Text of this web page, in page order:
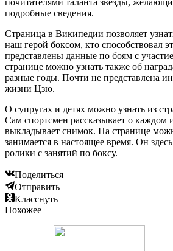
подробные сведения.
Страница в Википедии позволяет
наш герой боксом, кто способствовал
представлены данные по боям с
странице можно узнать также об
разные годы. Почти не представлена
жизни Цзю.
О супругах и детях можно узнать из
Сам спортсмен рассказывает о каждом
выкладывает снимок. На странице
занимается в настоящее время. Он
ролики с занятий по боксу.
Поделиться
Отправить
Класснуть
Похожее